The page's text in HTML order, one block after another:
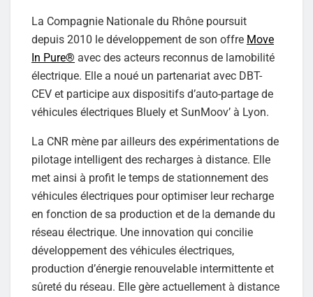
La Compagnie Nationale du Rhône poursuit
depuis 2010 le développement de son offre Move
In Pure® avec des acteurs reconnus de lamobilité
électrique. Elle a noué un partenariat avec DBT-
CEV et participe aux dispositifs d’auto-partage de
véhicules électriques Bluely et SunMoov’ à Lyon.
La CNR mène par ailleurs des expérimentations de
pilotage intelligent des recharges à distance. Elle
met ainsi à profit le temps de stationnement des
véhicules électriques pour optimiser leur recharge
en fonction de sa production et de la demande du
réseau électrique. Une innovation qui concilie
développement des véhicules électriques,
production d’énergie renouvelable intermittente et
sûreté du réseau. Elle gère actuellement à distance